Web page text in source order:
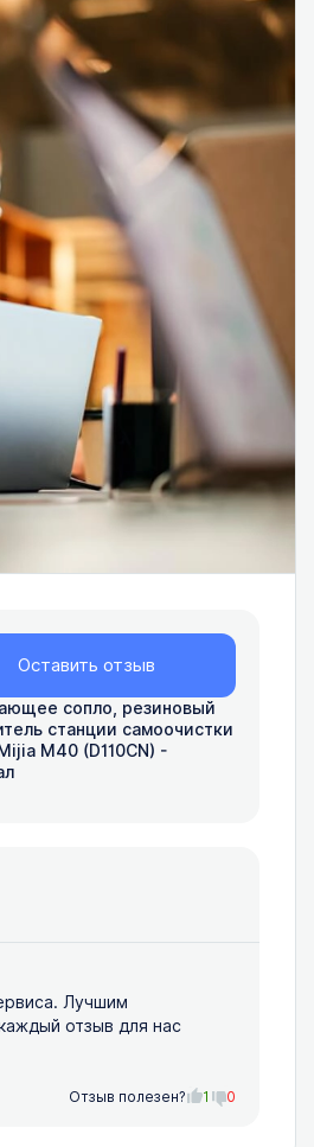
сопло, резиновый
станции самоочистки
M40 (D110CN) -
Оставить отзыв
Лучшим
отзыв для нас
Отзыв полезен? 1 0